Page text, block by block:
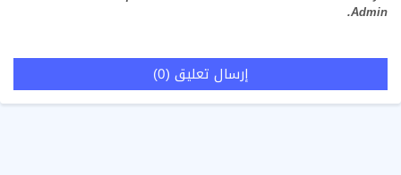
Admin.
إرسال تعليق (0)